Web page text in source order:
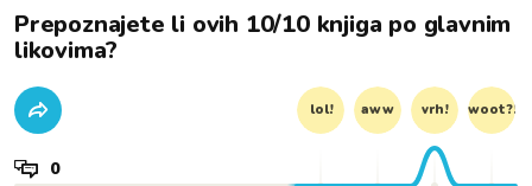
Prepoznajete li ovih 10/10 knjiga po glavnim
likovima?
lol! aww vrh! woot?!
0